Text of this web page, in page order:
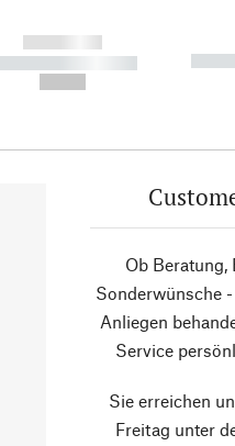
------------
-----------
Ob Beratung,
Sonderwünsche
Anliegen
Service
Sie erreichen
Freitag unter